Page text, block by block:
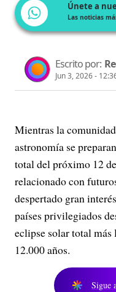
Únete a
Las noticias
Escrito por:
Jun 3, 2026 -
Mientras la
astronomía se
total del próximo 12
relacionado con
despertado gran
países privilegiados
eclipse solar total
12.000 años.
Sigue